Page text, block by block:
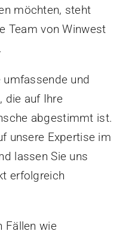
möchten, steht
Team von Winwest
umfassende und
die auf Ihre
abgestimmt ist.
unsere Expertise im
lassen Sie uns
erfolgreich
Fällen wie